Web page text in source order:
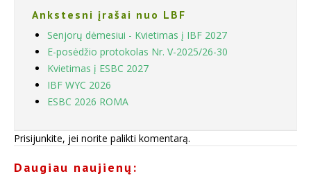
Ankstesni įrašai nuo LBF
Senjorų dėmesiui - Kvietimas į IBF 2027
E-posėdžio protokolas Nr. V-2025/26-30
Kvietimas į ESBC 2027
IBF WYC 2026
ESBC 2026 ROMA
Prisijunkite, jei norite palikti komentarą.
Daugiau naujienų: